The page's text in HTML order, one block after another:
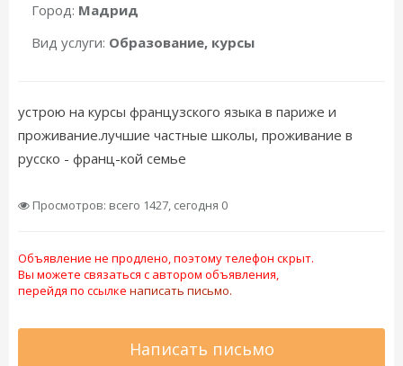
Город: Мадрид
Вид услуги: Образование, курсы
устрою на курсы французского языка в париже и
проживание.лучшие частные школы, проживание в
русско - франц-кой семье
Просмотров: всего 1427, сегодня 0
Объявление не продлено, поэтому телефон скрыт.
Вы можете связаться с автором объявления,
перейдя по ссылке написать письмо.
Написать письмо